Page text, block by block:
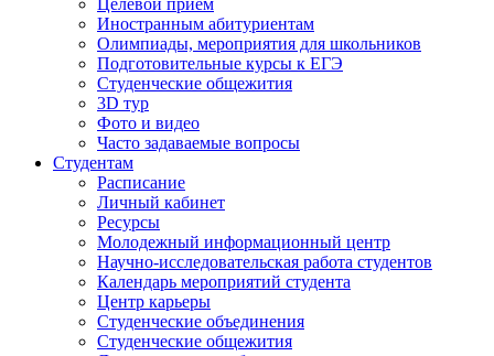
Целевой прием
Иностранным абитуриентам
Олимпиады, мероприятия для школьников
Подготовительные курсы к ЕГЭ
Студенческие общежития
3D тур
Фото и видео
Часто задаваемые вопросы
Студентам
Расписание
Личный кабинет
Ресурсы
Молодежный информационный центр
Научно-исследовательская работа студентов
Календарь мероприятий студента
Центр карьеры
Студенческие объединения
Студенческие общежития